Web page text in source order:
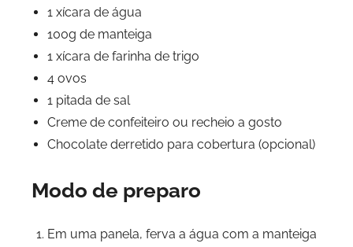
1 xícara de água
100g de manteiga
1 xícara de farinha de trigo
4 ovos
1 pitada de sal
Creme de confeiteiro ou recheio a gosto
Chocolate derretido para cobertura (opcional)
Modo de preparo
Em uma panela, ferva a água com a manteiga